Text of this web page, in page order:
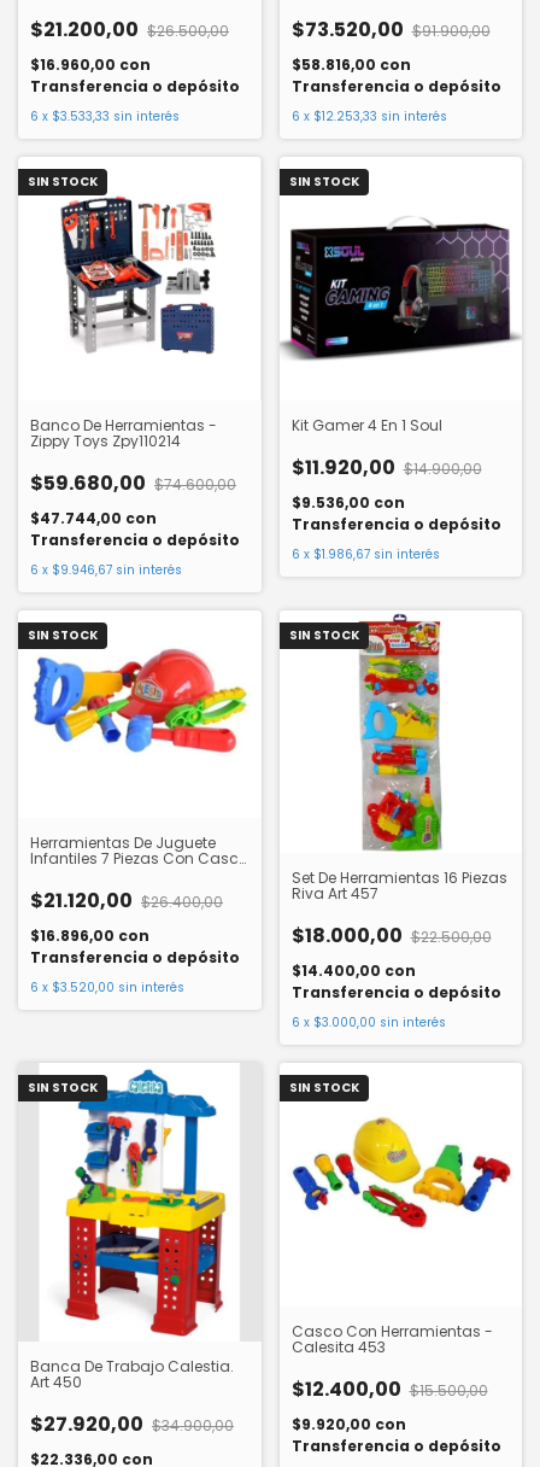
$21.200,00 $26.500,00
$16.960,00 con
Transferencia o depósito
6 x $3.533,33 sin interés
$73.520,00 $91.900,00
$58.816,00 con
Transferencia o depósito
6 x $12.253,33 sin interés
SIN STOCK
Banco De Herramientas -
Zippy Toys Zpy110214
$59.680,00 $74.600,00
$47.744,00 con
Transferencia o depósito
6 x $9.946,67 sin interés
SIN STOCK
Kit Gamer 4 En 1 Soul
$11.920,00 $14.900,00
$9.536,00 con
Transferencia o depósito
6 x $1.986,67 sin interés
SIN STOCK
Herramientas De Juguete
Infantiles 7 Piezas Con Casco
$21.120,00 $26.400,00
$16.896,00 con
Transferencia o depósito
6 x $3.520,00 sin interés
SIN STOCK
Set De Herramientas 16 Piezas
Riva Art 457
$18.000,00 $22.500,00
$14.400,00 con
Transferencia o depósito
6 x $3.000,00 sin interés
SIN STOCK
Banca De Trabajo Calestia.
Art 450
$27.920,00 $34.900,00
$22.336,00 con
SIN STOCK
Casco Con Herramientas -
Calesita 453
$12.400,00 $15.500,00
$9.920,00 con
Transferencia o depósito